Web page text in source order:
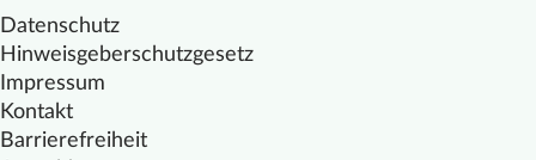
Datenschutz
Hinweisgeberschutzgesetz
Impressum
Kontakt
Barrierefreiheit